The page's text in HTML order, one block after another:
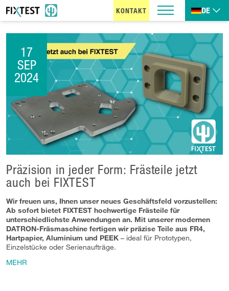
KONTAKT DE
17
SEP
2024
Präzision in jeder Form: Frästeile jetzt
auch bei FIXTEST
Wir freuen uns, Ihnen unser neues Geschäftsfeld vorzustellen:
Ab sofort bietet FIXTEST hochwertige Frästeile für
unterschiedlichste Anwendungen an. Mit unserer modernen
DATRON-Fräsmaschine fertigen wir präzise Teile aus FR4,
Hartpapier, Aluminium und PEEK – ideal für Prototypen,
Einzelstücke oder Serienaufträge.
MEHR